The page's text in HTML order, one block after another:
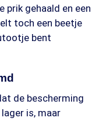
prik gehaald en een
toch een beetje
bent
de bescherming
is, maar